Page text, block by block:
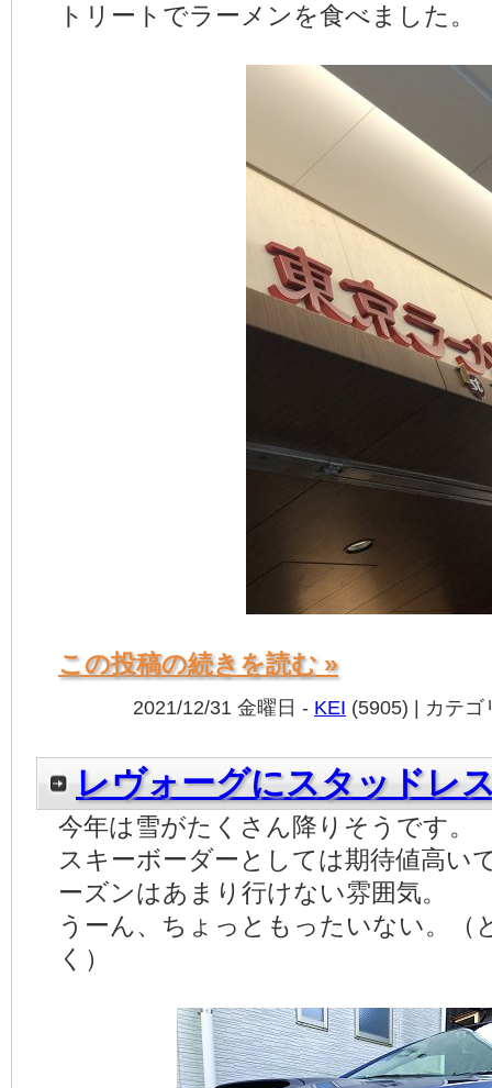
トリートでラーメンを食べました。
この投稿の続きを読む »
2021/12/31 金曜日 - KEI (5905) | カテ
レヴォーグにスタッドレ
今年は雪がたくさん降りそうです。
スキーボーダーとしては期待値高い
ーズンはあまり行けない雰囲気。
うーん、ちょっともったいない。（
く）